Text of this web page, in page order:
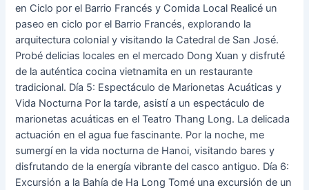
en Ciclo por el Barrio Francés y Comida Local Realicé un
paseo en ciclo por el Barrio Francés, explorando la
arquitectura colonial y visitando la Catedral de San José.
Probé delicias locales en el mercado Dong Xuan y disfruté
de la auténtica cocina vietnamita en un restaurante
tradicional. Día 5: Espectáculo de Marionetas Acuáticas y
Vida Nocturna Por la tarde, asistí a un espectáculo de
marionetas acuáticas en el Teatro Thang Long. La delicada
actuación en el agua fue fascinante. Por la noche, me
sumergí en la vida nocturna de Hanoi, visitando bares y
disfrutando de la energía vibrante del casco antiguo. Día 6:
Excursión a la Bahía de Ha Long Tomé una excursión de un